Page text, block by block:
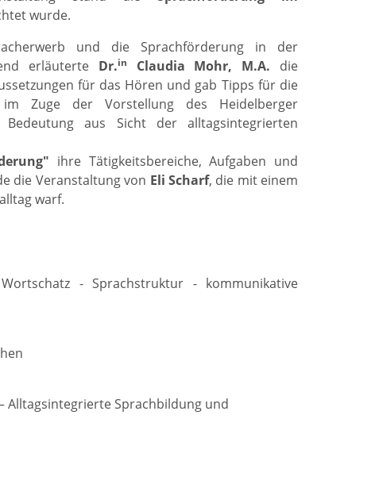
wurde.
und die Sprachförderung in der
erläuterte Dr.in Claudia Mohr, M.A. die
für das Hören und gab Tipps für die
Zuge der Vorstellung des Heidelberger
aus Sicht der alltagsintegrierten
ihre Tätigkeitsbereiche, Aufgaben und
die Veranstaltung von Eli Scharf, die mit einem
warf.
- Sprachstruktur - kommunikative
Alltagsintegrierte Sprachbildung und